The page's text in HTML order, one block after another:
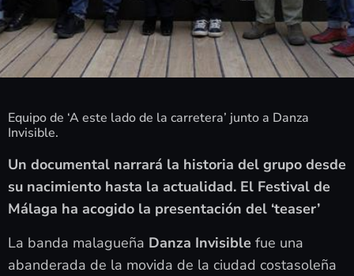
Equipo de ‘A este lado de la carretera’ junto a Danza
Invisible.
Un documental narrará la historia del grupo desde
su nacimiento hasta la actualidad. El Festival de
Málaga ha acogido la presentación del ‘teaser’
La banda malagueña Danza Invisible fue una
abanderada de la movida de la ciudad costasoleña